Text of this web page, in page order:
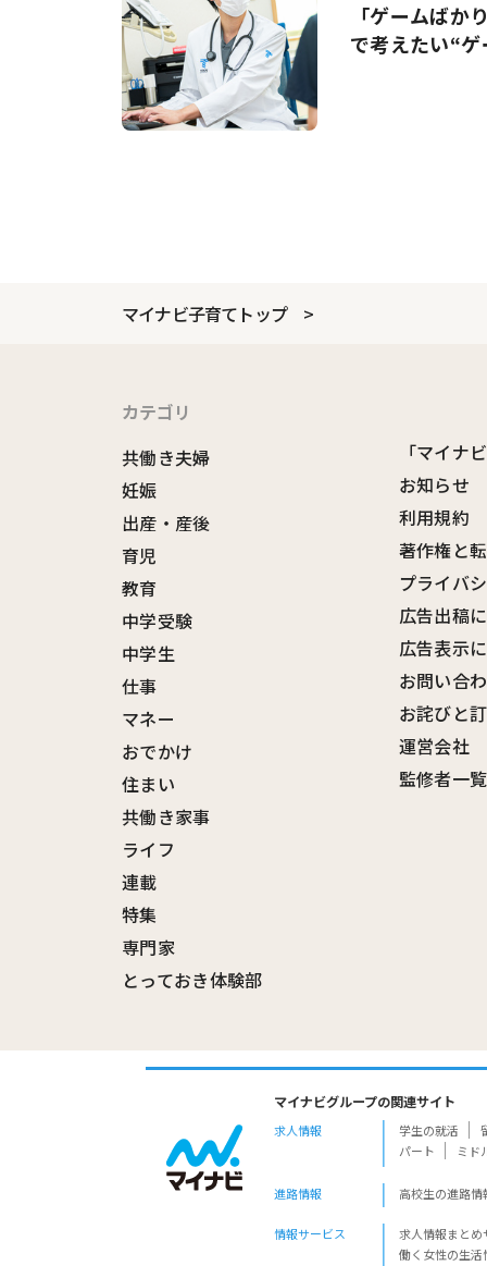
「ゲームばか
で考えたい“
マイナビ子育てトップ
カテゴリ
共働き夫婦
妊娠
出産・産後
育児
教育
中学受験
中学生
仕事
マネー
おでかけ
住まい
共働き家事
ライフ
連載
特集
専門家
とっておき体験部
「マイナ
お知らせ
利用規約
著作権と
プライバ
広告出稿
広告表示
お問い合
お詫びと
運営会社
監修者一覧
マイナビグループの関連サイト
求人情報 学生の就活
パート
ミド
進路情報 高校生の進路情
情報サービス 求人情報まとめ
働く女性の生活